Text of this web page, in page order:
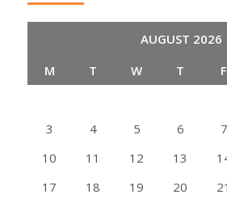
AUGUST 2026
M
T W T F
3
4 5 6 7
10
11 12 13
17
18 19 20 21